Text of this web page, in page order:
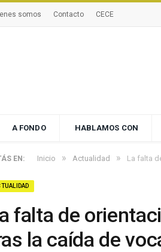
somos Contacto CECE
A FONDO HABLAMOS CON
EN: Inicio » Actualidad » La falta
falta de
la caída de